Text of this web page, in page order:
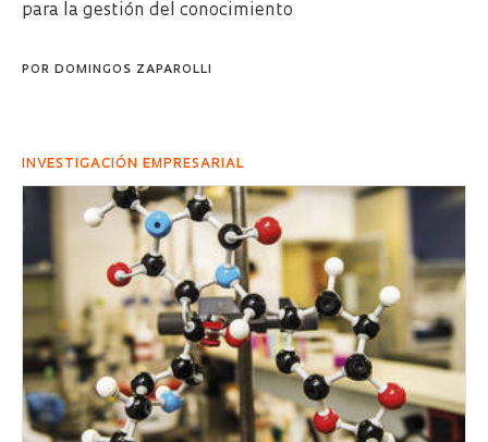
para la gestión del conocimiento
POR DOMINGOS ZAPAROLLI
INVESTIGACIÓN EMPRESARIAL